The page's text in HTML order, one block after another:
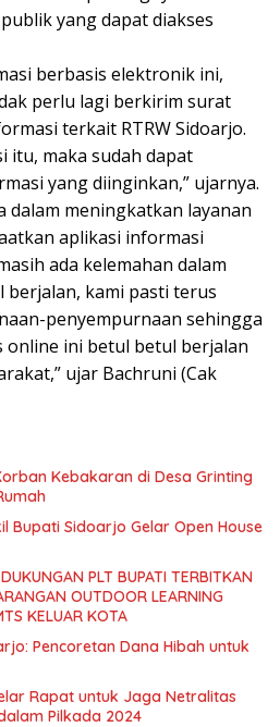
yang dapat diakses
berbasis elektronik ini,
perlu lagi berkirim surat
terkait RTRW Sidoarjo.
itu, maka sudah dapat
yang diinginkan,” ujarnya.
dalam meningkatkan layanan
aplikasi informasi
ada kelemahan dalam
berjalan, kami pasti terus
penyempurnaan sehingga
online ini betul betul berjalan
ujar Bachruni (Cak
Kebakaran di Desa Grinting
Bupati Sidoarjo Gelar Open House
PLT BUPATI TERBITKAN
OUTDOOR LEARNING
KELUAR KOTA
Pencoretan Dana Hibah untuk
Rapat untuk Jaga Netralitas
Pilkada 2024